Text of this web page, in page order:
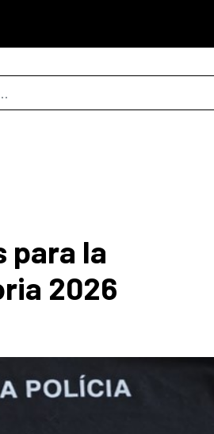
para la
2026